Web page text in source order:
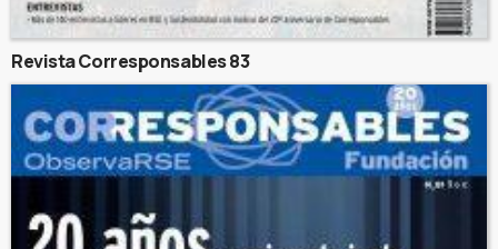
Revista Corresponsables 83